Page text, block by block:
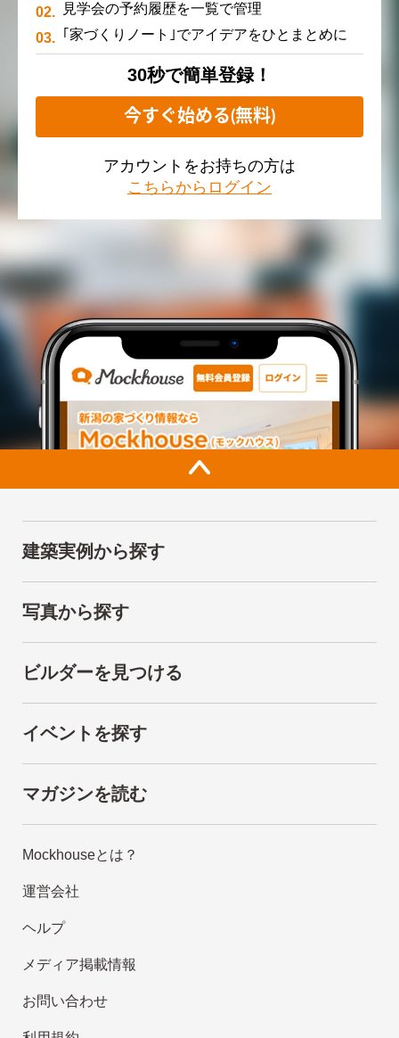
見学会の予約履歴を一覧で管理
｢家づくりノート｣でアイデアをひとまとめに
30秒で簡単登録！
今すぐ始める(無料)
アカウントをお持ちの方は
こちらからログイン
建築実例から探す
写真から探す
ビルダーを見つける
イベントを探す
マガジンを読む
Mockhouseとは？
運営会社
ヘルプ
メディア掲載情報
お問い合わせ